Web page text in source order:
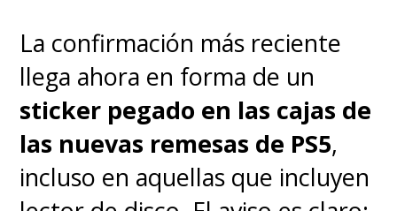
La confirmación más reciente
llega ahora en forma de un
sticker pegado en las cajas de
las nuevas remesas de PS5,
incluso en aquellas que incluyen